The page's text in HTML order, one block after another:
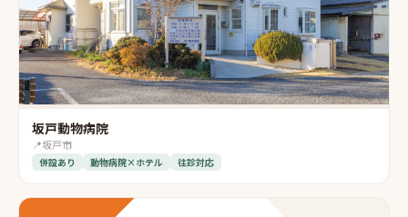
坂戸動物病院
📍坂戸市
併設あり 動物病院×ホテル 往診対応